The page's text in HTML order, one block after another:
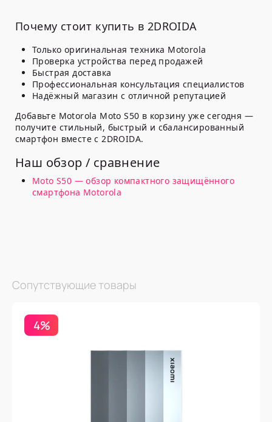
Почему стоит купить в 2DROIDA
Только оригинальная техника Motorola
Проверка устройства перед продажей
Быстрая доставка
Профессиональная консультация специалистов
Надёжный магазин с отличной репутацией
Добавьте Motorola Moto S50 в корзину уже сегодня —
получите стильный, быстрый и сбалансированный
смартфон вместе с 2DROIDA.
Наш обзор / сравнение
Moto S50 — обзор компактного защищённого
смартфона Motorola
Сопутствующие товары
4%